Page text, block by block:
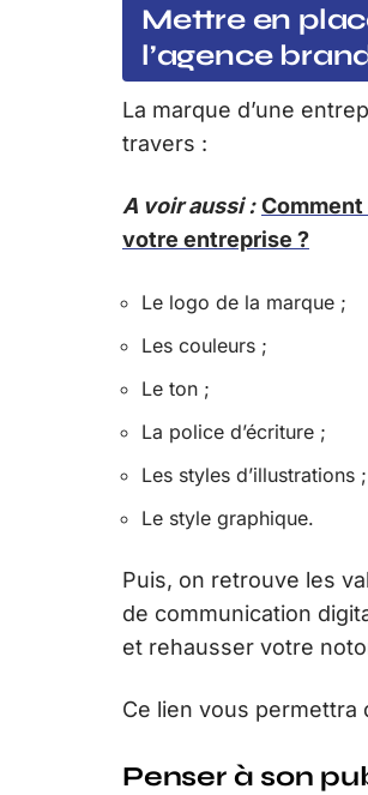
Mettre en
l’agence
La marque d’une
travers :
A voir aussi :
votre entreprise ?
Le logo de la marque ;
Les couleurs ;
Le ton ;
La police d’écriture ;
Les styles d’illustrations ;
Le style graphique.
Puis, on retrouve les
de communication
et rehausser votre
Ce lien vous permettra
Penser à son